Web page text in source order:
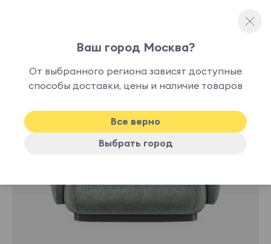
Хит
Ваш город Москва?
От выбранного региона зависят доступные
способы доставки, цены и наличие товаров
Все верно
Выбрать город